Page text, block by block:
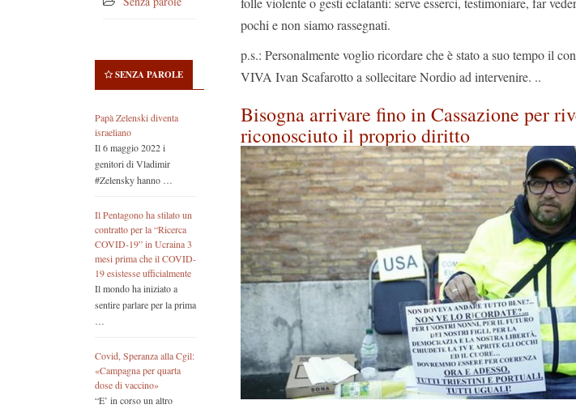
SENZA PAROLE
Papà Zelenski diventa
israeliano
Il 6 maggio 2022 i
genitori di Vladimir
#Zelensky hanno …
Il Pentagono ha stilato un
contratto per la “Ricerca
COVID-19” in Ucraina 3
mesi prima che il COVID-
19 esistesse ufficialmente
Il mondo ha iniziato a
sentire parlare per la prima
…
Covid, Speranza alla Cgil:
«Campagna per quarta
dose di vaccino»
“E’ in corso un altro
pochi e non siamo rassegnati.
p.s.: Personalmente voglio ricordare che è stato a suo tempo il
VIVA Ivan Scafarotto a sollecitare Nordio ad intervenire. ..
Bisogna arrivare fino in Cassazione per
riconosciuto il proprio diritto